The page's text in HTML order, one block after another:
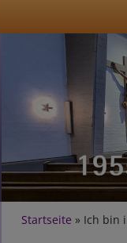
Startseite Ich bin